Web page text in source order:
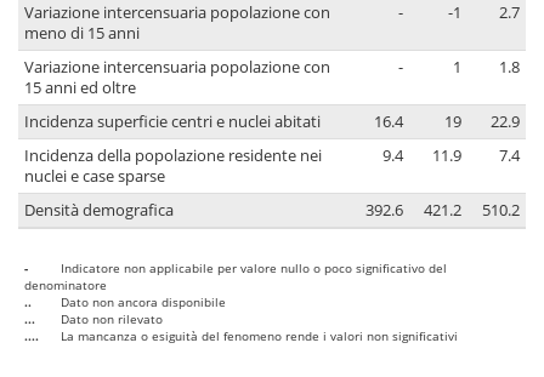
Variazione intercensuaria popolazione con
meno di 15 anni
- -1 2.7
Variazione intercensuaria popolazione con
15 anni ed oltre
- 1 1.8
Incidenza superficie centri e nuclei abitati 16.4 19
22.9
Incidenza della popolazione residente nei
nuclei e case sparse
9.4 11.9 7.4
Densità demografica 392.6 421.2 510.2
-
Indicatore non applicabile per valore nullo o poco significativo del
denominatore
..
Dato non ancora disponibile
...
Dato non rilevato
....
La mancanza o esiguità del fenomeno rende i valori non significativi